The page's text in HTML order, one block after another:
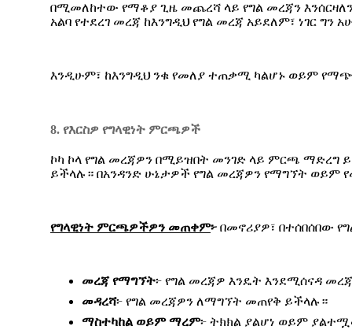
በሚመለከተው የማቆያ ጊዜ መጨረሻ ላይ የግል መረጃን
አልባ የተደረገ መረጃ ከእንግዲህ የግል መረጃ አይደለም፣ ነገር
እንዲሁም፣ ከእንግዲህ ንቁ የመለያ ተጠቃሚ ካልሆኑ ወይም
8. የእርስዎ የግላዊነት ምርጫዎች
ኮካ ኮላ የግል መረጃዎን በሚይዝበት መንገድ ላይ ምርጫ ማድረግ
ይችላሉ። በአንዳንድ ሁኔታዎች የግል መረጃዎን የማግኘት
የግላዊነት ምርጫዎችዎን መጠቀም፦ በመኖሪያዎ፣ በተሰበሰበው
መረጃ የማግኘት፦ የግል መረጃዎ እንዴት እንደሚሰናዳ
መዳረሻ፦ የግል መረጃዎን ለማግኘት መጠየቅ ይችላሉ።
ማስተካከል ወይም ማረም፦ ትክክል ያልሆነ ወይም